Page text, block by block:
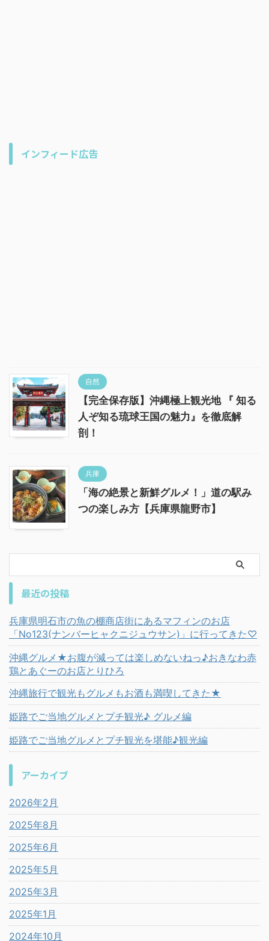
インフィード広告
自然
【完全保存版】沖縄極上観光地 『 知る
人ぞ知る琉球王国の魅力』を徹底解
剖！
兵庫
「海の絶景と新鮮グルメ！」道の駅み
つの楽しみ方【兵庫県龍野市】
最近の投稿
兵庫県明石市の魚の棚商店街にあるマフィンのお店
「No123(ナンバーヒャクニジュウサン)」に行ってきた♡
沖縄グルメ★お腹が減っては楽しめないねっ♪おきなわ赤
鶏とあぐーのお店とりひろ
沖縄旅行で観光もグルメもお酒も満喫してきた★
姫路でご当地グルメとプチ観光♪ グルメ編
姫路でご当地グルメとプチ観光を堪能♪観光編
アーカイブ
2026年2月
2025年8月
2025年6月
2025年5月
2025年3月
2025年1月
2024年10月